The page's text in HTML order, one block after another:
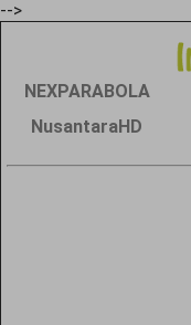
-->
NEXPARABOLA
NusantaraHD